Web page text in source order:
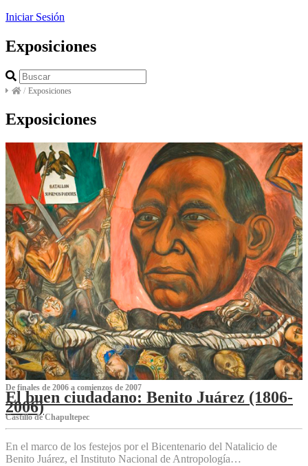
Iniciar Sesión
Exposiciones
/ Exposiciones
Exposiciones
De finales de 2006 a comienzos de 2007
El buen ciudadano: Benito Juárez (1806-
2006)
Castillo de Chapultepec
En el marco de los festejos por el Bicentenario del Natalicio de
Benito Juárez, el Instituto Nacional de Antropología…